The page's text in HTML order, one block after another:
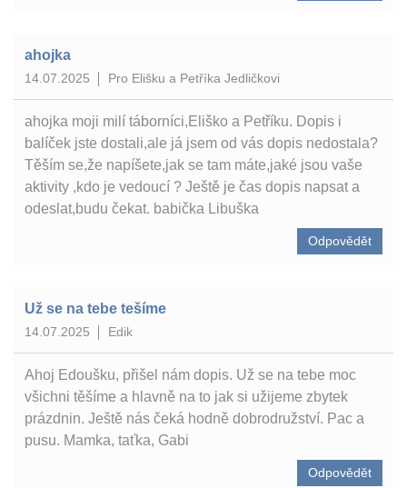
ahojka
14.07.2025 Pro Elišku a Petříka Jedličkovi
ahojka moji milí táborníci,Eliško a Petříku. Dopis i
balíček jste dostali,ale já jsem od vás dopis nedostala?
Těším se,že napíšete,jak se tam máte,jaké jsou vaše
aktivity ,kdo je vedoucí ? Ještě je čas dopis napsat a
odeslat,budu čekat. babička Libuška
Odpovědět
Už se na tebe tešíme
14.07.2025 Edik
Ahoj Edoušku, přišel nám dopis. Už se na tebe moc
všichni těšíme a hlavně na to jak si užijeme zbytek
prázdnin. Ještě nás čeká hodně dobrodružství. Pac a
pusu. Mamka, taťka, Gabi
Odpovědět